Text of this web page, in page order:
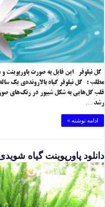
مطلب : گل نیلوفر گیاه بالارونده‌ی یک
قلب گل‌هایی به شکل شیپور در رنگ‌های
رشد …
ادامه نوشته »
دانلود پاورپوینت گیاه